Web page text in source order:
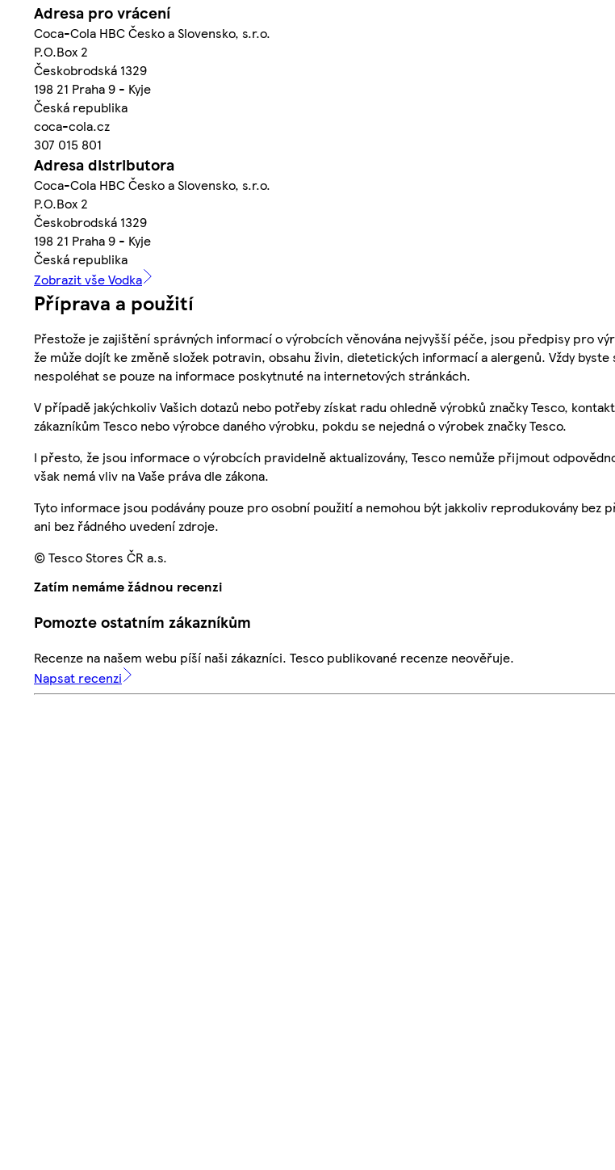
Adresa pro vrácení
Coca-Cola HBC Česko a Slovensko, s.r.o.
P.O.Box 2
Českobrodská 1329
198 21 Praha 9 - Kyje
Česká republika
coca-cola.cz
307 015 801
Adresa distributora
Coca-Cola HBC Česko a Slovensko, s.r.o.
P.O.Box 2
Českobrodská 1329
198 21 Praha 9 - Kyje
Česká republika
Zobrazit vše Vodka
Příprava a použití
Přestože je zajištění správných informací o výrobcích věnována nejvyšší péče, jsou předpisy pro
že může dojít ke změně složek potravin, obsahu živin, dietetických informací a alergenů. Vždy
nespoléhat se pouze na informace poskytnuté na internetových stránkách.
V případě jakýchkoliv Vašich dotazů nebo potřeby získat radu ohledně výrobků značky Tesco,
zákazníkům Tesco nebo výrobce daného výrobku, pokdu se nejedná o výrobek značky Tesco.
I přesto, že jsou informace o výrobcích pravidelně aktualizovány, Tesco nemůže přijmout
však nemá vliv na Vaše práva dle zákona.
Tyto informace jsou podávány pouze pro osobní použití a nemohou být jakkoliv reprodukovány bez
ani bez řádného uvedení zdroje.
© Tesco Stores ČR a.s.
Zatím nemáme žádnou recenzi
Pomozte ostatním zákazníkům
Recenze na našem webu píší naši zákazníci. Tesco publikované recenze neověřuje.
Napsat recenzi